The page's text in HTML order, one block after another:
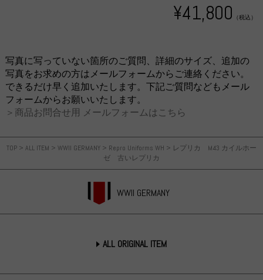
TOP > ALL ITEM > WWII GERMANY > Repro Uniforms WH > レプリカ M43 カイルホー
ゼ 古いレプリカ
WWII GERMANY
ALL ORIGINAL ITEM
¥41,800 （税込）
写真に写っていない箇所のご質問、詳細のサイズ、追加の
写真をお求めの方はメールフォームからご連絡ください。
できるだけ早く追加いたします。下記ご質問などもメール
フォームからお願いいたします。
＞商品お問合せ用 メールフォームはこちら